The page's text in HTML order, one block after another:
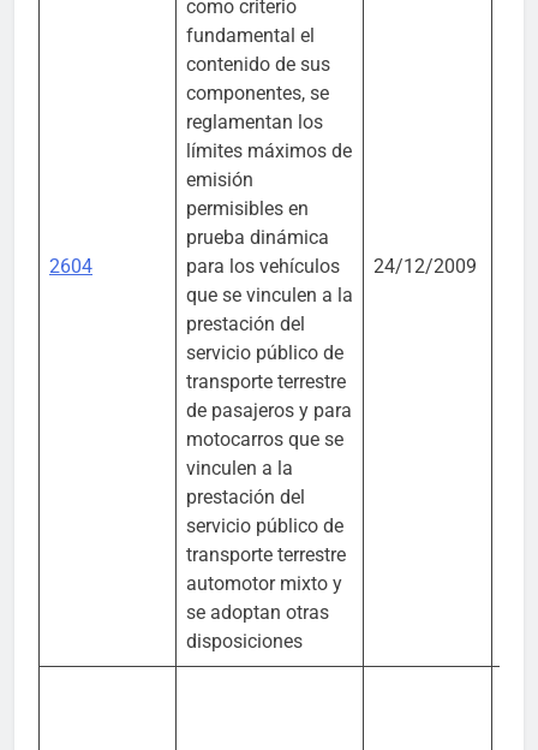
2604
como criterio
fundamental el
contenido de sus
componentes, se
reglamentan los
límites máximos de
emisión
permisibles en
prueba dinámica
para los vehículos
que se vinculen a la
prestación del
servicio público de
transporte terrestre
de pasajeros y para
motocarros que se
vinculen a la
prestación del
servicio público de
transporte terrestre
automotor mixto y
se adoptan otras
disposiciones
24/12/2009